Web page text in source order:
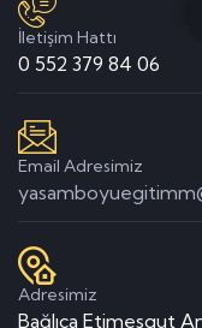
İletişim Hattı
0 552 379 84 06
Email Adresimiz
Adresimiz
Bağlıca Etimesgut